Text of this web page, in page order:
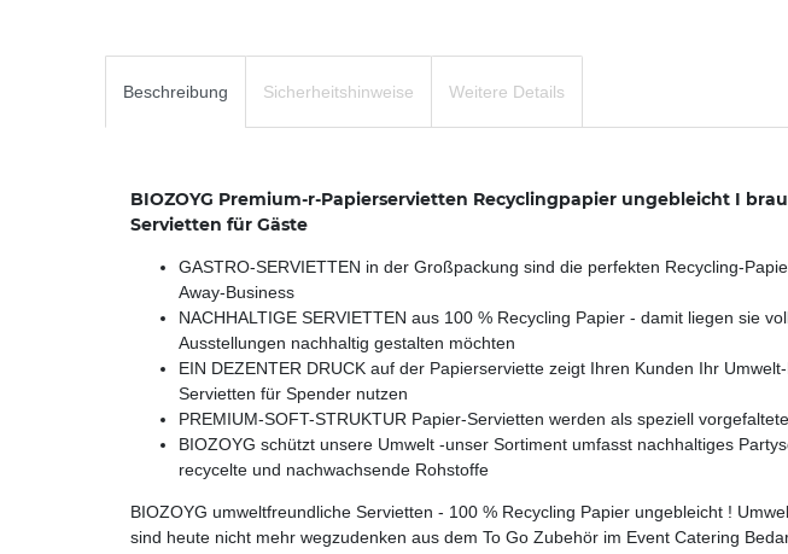
Beschreibung Sicherheitshinweise Weitere Details
BIOZOYG Premium-r-Papierservietten Recyclingpapier ungebleicht I
Servietten für Gäste
GASTRO-SERVIETTEN in der Großpackung sind die perfekten Recycling-
Away-Business
NACHHALTIGE SERVIETTEN aus 100 % Recycling Papier - damit liegen sie
Ausstellungen nachhaltig gestalten möchten
EIN DEZENTER DRUCK auf der Papierserviette zeigt Ihren Kunden Ihr
Servietten für Spender nutzen
PREMIUM-SOFT-STRUKTUR Papier-Servietten werden als speziell
BIOZOYG schützt unsere Umwelt -unser Sortiment umfasst nachhaltiges
recycelte und nachwachsende Rohstoffe
BIOZOYG umweltfreundliche Servietten - 100 % Recycling Papier ungebleicht !
sind heute nicht mehr wegzudenken aus dem To Go Zubehör im Event Catering